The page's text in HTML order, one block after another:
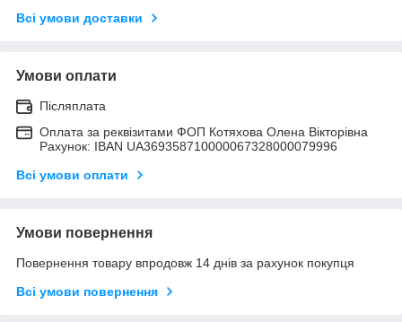
Всі умови доставки
Умови оплати
Післяплата
Оплата за реквізитами ФОП Котяхова Олена Вікторівна
Рахунок: IBAN UA369358710000067328000079996
Всі умови оплати
Умови повернення
Повернення товару впродовж 14 днів за рахунок покупця
Всі умови повернення